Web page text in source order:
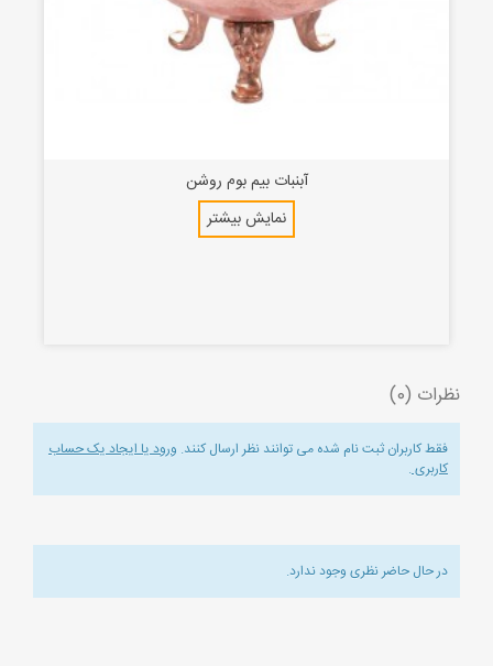
آبنبات بیم بوم روشن
نمایش بیشتر
نظرات (0)
فقط کاربران ثبت نام شده می توانند نظر ارسال کنند. ورود یا ایجاد یک حساب
کاربری.
در حال حاضر نظری وجود ندارد.